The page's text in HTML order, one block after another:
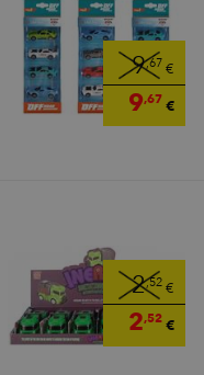
9,67 €
9,67 €
2,52€
2,52€